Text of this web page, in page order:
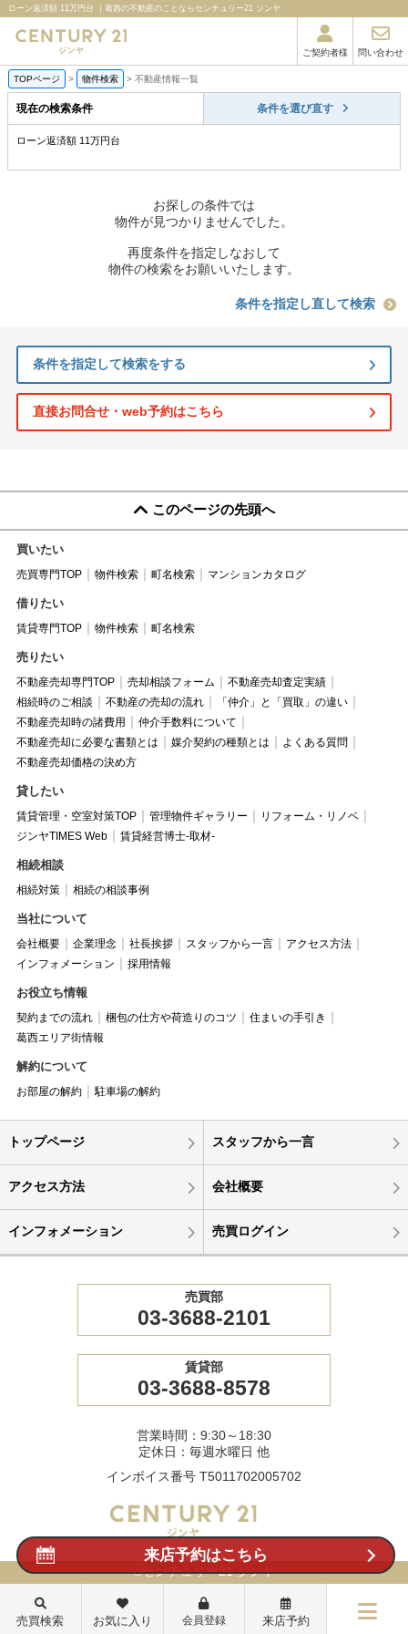
ローン返済額 11万円台 ｜葛西の不動産のことならセンチュリー21 ジンヤ
ご契約者様 問い合わせ
TOPページ > 物件検索 > 不動産情報一覧
現在の検索条件 条件を選び直す
ローン返済額 11万円台
お探しの条件では
物件が見つかりませんでした。
再度条件を指定しなおして
物件の検索をお願いいたします。
条件を指定し直して検索
条件を指定して検索をする
直接お問合せ・web予約はこちら
このページの先頭へ
買いたい
売買専門TOP 物件検索 町名検索 マンションカタログ
借りたい
賃貸専門TOP 物件検索 町名検索
売りたい
不動産売却専門TOP 売却相談フォーム
不動産売却査定実績
相続時のご相談
不動産の売却の流れ
「仲介」と「買取」の違い
不動産売却時の諸費用
仲介手数料について
不動産売却に必要な書類とは
媒介契約の種類とは
よくある質問
不動産売却価格の決め方
貸したい
賃貸管理・空室対策TOP 管理物件ギャラリー
リフォーム・リノベ
ジンヤTIMES Web
賃貸経営博士-取材-
相続相談
相続対策 相続の相談事例
当社について
会社概要 企業理念 社長挨拶 スタッフから一言
アクセス方法
インフォメーション
採用情報
お役立ち情報
契約までの流れ 梱包の仕方や荷造りのコツ
住まいの手引き
葛西エリア街情報
解約について
お部屋の解約 駐車場の解約
トップページ スタッフから一言
アクセス方法 会社概要
インフォメーション 売買ログイン
売買部
03-3688-2101
賃貸部
03-3688-8578
営業時間：9:30～18:30
定休日：毎週水曜日 他
インボイス番号 T5011702005702
©センチュリー21 ジンヤ
来店予約はこちら
売買検索 お気に入り 会員登録 来店予約